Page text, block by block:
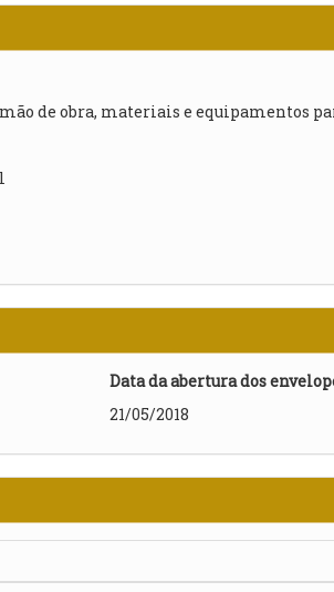
de obra, materiais e equipamentos
Data da abertura dos
21/05/2018